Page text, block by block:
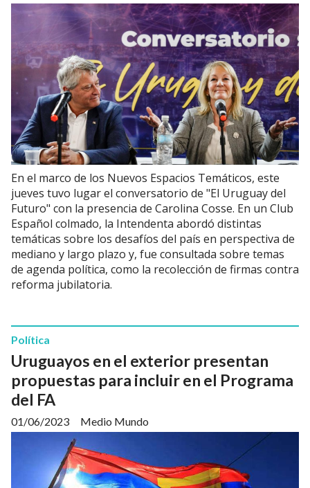
En el marco de los Nuevos Espacios Temáticos, este
jueves tuvo lugar el conversatorio de "El Uruguay del
Futuro" con la presencia de Carolina Cosse. En un Club
Español colmado, la Intendenta abordó distintas
temáticas sobre los desafíos del país en perspectiva de
mediano y largo plazo y, fue consultada sobre temas
de agenda política, como la recolección de firmas contra
reforma jubilatoria.
Uruguayos en el exterior presentan
propuestas para incluir en el Programa
del FA
Medio Mundo
Política
01/06/2023